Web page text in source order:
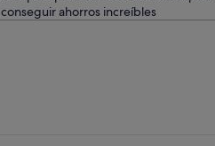
conseguir ahorros increíbles